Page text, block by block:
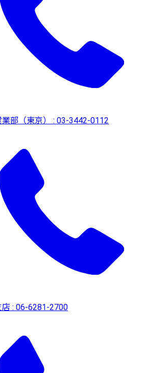
部（東京） : 03-3442-0112
店 : 06-6281-2700